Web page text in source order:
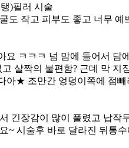
)필러 시술
도 작고 피부도 좋고 너무
요 ㅋㅋㅋ 넘 맘에 들어서
살짝의 불편함? 근데 막
아★ 조만간 엉덩이쪽에 점
긴장감이 많이 풀렸고 납
~ 시술후 바로 달라진 뒤통